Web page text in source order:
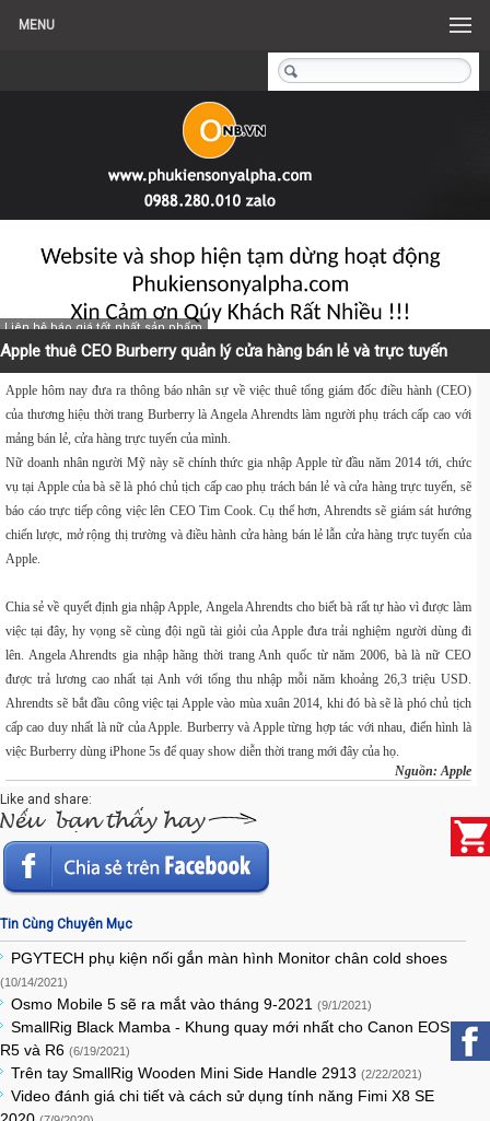
MENU
Liên hệ báo giá tốt nhất sản phẩm
Apple thuê CEO Burberry quản lý cửa hàng bán lẻ và trực tuyến
Apple hôm nay đưa ra thông báo nhân sự về việc thuê tổng giám đốc điều hành (CEO)
của thương hiệu thời trang BurberrylàAngela Ahrendtslàm người phụ trách cấp cao với
mảng bán lẻ, cửa hàng trực tuyến của mình.
Nữ doanh nhân người Mỹ này sẽ chính thức gia nhập Apple từ đầu năm 2014 tới, chức
vụ tại Apple của bà sẽ là phó chủ tịch cấp cao phụ trách bán lẻ và cửa hàng trực tuyến, sẽ
báo cáo trực tiếp công việc lên CEOTim Cook. Cụ thể hơn, Ahrendts sẽ giám sát hướng
chiến lược, mở rộng thị trường và điều hành cửa hàng bán lẻ lẫn cửa hàng trực tuyến của
Apple.
Chia sẻ về quyết định gia nhập Apple, Angela Ahrendts cho biết bà rất tự hào vì được làm
việc tại đây, hy vọng sẽ cùng đội ngũ tài giỏi của Apple đưa trải nghiệm người dùng đi
lên. Angela Ahrendts gia nhập hãng thời trang Anh quốc từ năm 2006, bà là nữ CEO
được trả lương cao nhất tại Anh với tổng thu nhập mỗi năm khoảng 26,3 triệu USD.
Ahrendts sẽ bắt đầu công việc tại Apple vào mùa xuân 2014, khi đó bà sẽ là phó chủ tịch
cấp cao duy nhất là nữ của Apple. Burberry và Apple từng hợp tác với nhau, điển hình là
việc Burberry dùng iPhone 5s để quay show diễn thời trang mới đây của họ.
Nguồn:Apple
Like and share:
Tin Cùng Chuyên Mục
PGYTECH phụ kiện nối gắn màn hình Monitor chân cold shoes
(10/14/2021)
Osmo Mobile 5 sẽ ra mắt vào tháng 9-2021 (9/1/2021)
SmallRig Black Mamba - Khung quay mới nhất cho Canon EOS
R5 và R6 (6/19/2021)
Trên tay SmallRig Wooden Mini Side Handle 2913 (2/22/2021)
Video đánh giá chi tiết và cách sử dụng tính năng Fimi X8 SE